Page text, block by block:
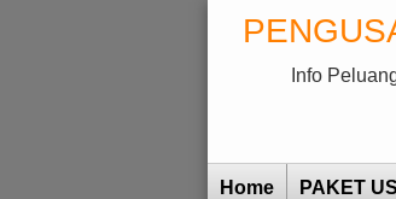
Info
Home PAKET